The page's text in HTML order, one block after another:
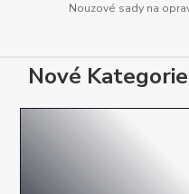
Nouzové sady na
Nové